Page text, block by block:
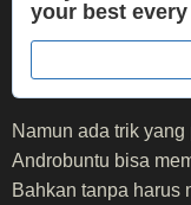
Namun ada trik
Androbuntu bisa
Bahkan tanpa harus